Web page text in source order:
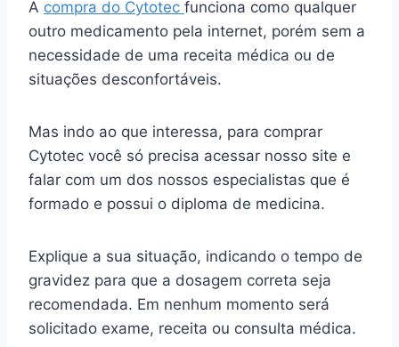
A compra do Cytotec funciona como qualquer
outro medicamento pela internet, porém sem a
necessidade de uma receita médica ou de
situações desconfortáveis.
Mas indo ao que interessa, para comprar
Cytotec você só precisa acessar nosso site e
falar com um dos nossos especialistas que é
formado e possui o diploma de medicina.
Explique a sua situação, indicando o tempo de
gravidez para que a dosagem correta seja
recomendada. Em nenhum momento será
solicitado exame, receita ou consulta médica.